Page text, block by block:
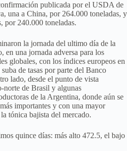
publicada por el USDA de
una a China, por 264.000 toneladas, y
por 240.000 toneladas.
la jornada del ultimo día de la
en una jornada adversa para los
globales, con los índices europeos en
de tasas por parte del Banco
lado, desde el punto de vista
norte de Brasil y algunas
de la Argentina, donde aún se
importantes y con una mayor
tónica bajista del mercado.
quince días: más alto 472.5, el bajo